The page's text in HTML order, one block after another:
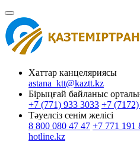
Хаттар канцеляриясы
astana_ktt@kaztt.kz
Бірыңғай байланыс
+7 (771) 933 3033 +7
Тәуелсіз сенім желісі
8 800 080 47 47 +7 771 191
hotline.kz